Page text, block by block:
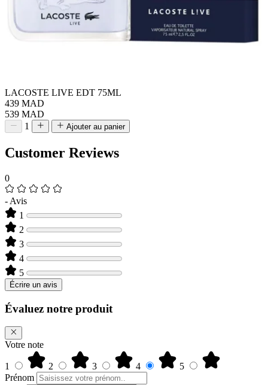
LACOSTE LIVE EDT 75ML
439 MAD
539 MAD
1
Ajouter au panier
Customer Reviews
0
- Avis
1
2
3
4
5
Écrire un avis
Évaluez notre produit
Votre note
1 2 3 4
5
Prénom